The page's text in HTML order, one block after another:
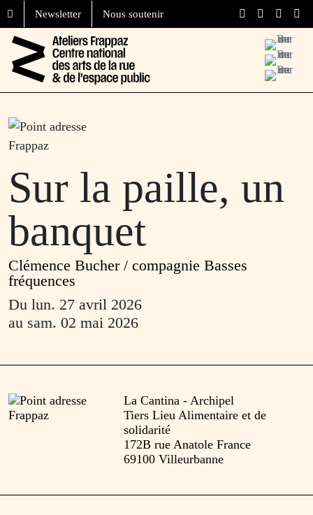
Aller au contenu
Skip to footer
Nous soutenir
Newsletter
Sur la paille, un
banquet
Clémence Bucher / compagnie Basses
fréquences
Du lun. 27 avril 2026
au sam. 02 mai 2026
La Cantina - Archipel
Tiers Lieu Alimentaire et de
solidarité
172B rue Anatole France
69100 Villeurbanne